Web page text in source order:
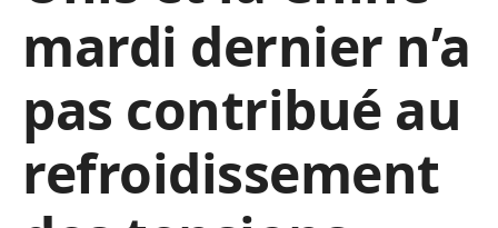
mardi dernier n’a
pas contribué au
refroidissement